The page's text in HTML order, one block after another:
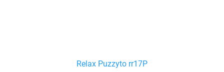
Relax Puzzyto rr17P